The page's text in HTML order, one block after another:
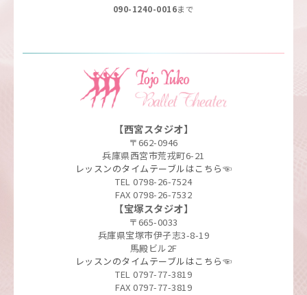
090-1240-0016まで
【西宮スタジオ】
〒662-0946
兵庫県西宮市荒戎町6-21
レッスンのタイムテーブルはこちら☜
TEL 0798-26-7524
FAX 0798-26-7532
【宝塚スタジオ】
〒665-0033
兵庫県宝塚市伊孑志3-8-19
馬殿ビル2F
レッスンのタイムテーブルはこちら☜
TEL 0797-77-3819
FAX 0797-77-3819